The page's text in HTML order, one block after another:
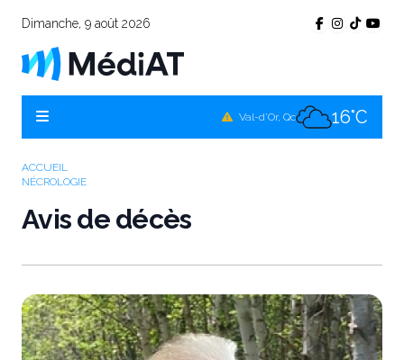
Dimanche, 9 août 2026
Val-d'Or, Qc 16°C
ACCUEIL
NÉCROLOGIE
Avis de décès